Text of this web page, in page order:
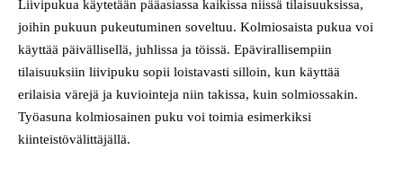
Liivipukua käytetään pääasiassa kaikissa niissä tilaisuuksissa,
joihin pukuun pukeutuminen soveltuu. Kolmiosaista pukua voi
käyttää päivällisellä, juhlissa ja töissä. Epävirallisempiin
tilaisuuksiin liivipuku sopii loistavasti silloin, kun käyttää
erilaisia värejä ja kuviointeja niin takissa, kuin solmiossakin.
Työasuna kolmiosainen puku voi toimia esimerkiksi
kiinteistövälittäjällä.